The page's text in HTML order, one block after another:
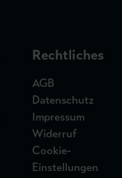
Rechtliches
AGB
Datenschutz
Impressum
Widerruf
Cookie-
Einstellungen